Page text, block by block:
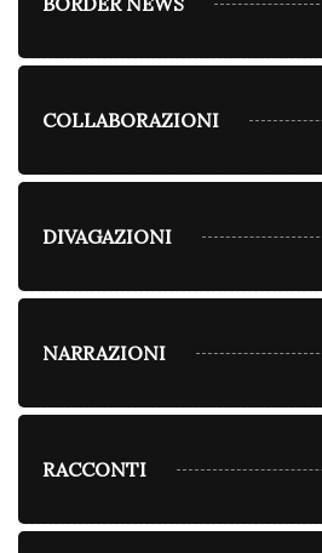
COLLABORAZIONI
DIVAGAZIONI
NARRAZIONI
RACCONTI